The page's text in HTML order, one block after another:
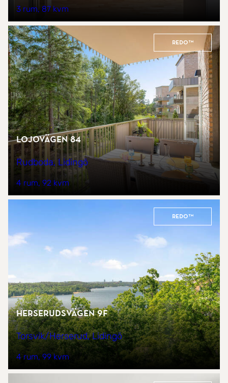
3 rum 87 kvm
REDO™
Lojovägen 84
Rudboda, Lidingö
4 rum 92 kvm
REDO™
Herserudsvägen 9F
Torsvik/Herserud, Lidingö
4 rum 99 kvm